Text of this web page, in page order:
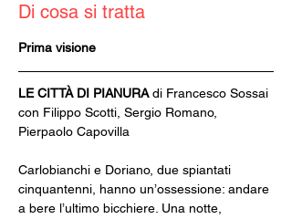
Di cosa si tratta
Prima visione
LE CITTÀ DI PIANURA di Francesco Sossai
con Filippo Scotti, Sergio Romano,
Pierpaolo Capovilla
Carlobianchi e Doriano, due spiantati
cinquantenni, hanno un’ossessione: andare
a bere l’ultimo bicchiere. Una notte,